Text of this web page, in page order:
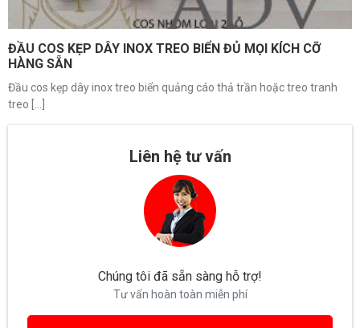
ĐẦU COS KẸP DÂY INOX TREO BIỂN ĐỦ MỌI KÍCH CỠ
HÀNG SẴN
Đầu cos kẹp dây inox treo biển quảng cáo thả trần hoặc treo tranh
treo [...]
Liên hệ tư vấn
Chúng tôi đã sẵn sàng hỗ trợ!
Tư vấn hoàn toàn miễn phí